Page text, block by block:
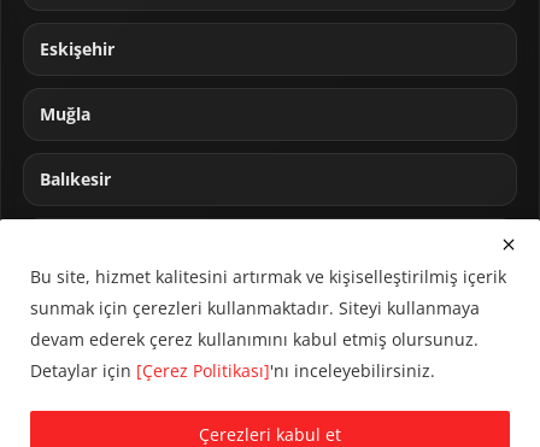
Eskişehir
Muğla
Balıkesir
© 2024 CUMHA (Cumhur Haber Ajansı) Tüm hakları saklıdır.
Bu site, hizmet kalitesini artırmak ve kişiselleştirilmiş içerik
sunmak için çerezleri kullanmaktadır. Siteyi kullanmaya
devam ederek çerez kullanımını kabul etmiş olursunuz.
Detaylar için [Çerez Politikası]'nı inceleyebilirsiniz.
Çerezleri kabul et